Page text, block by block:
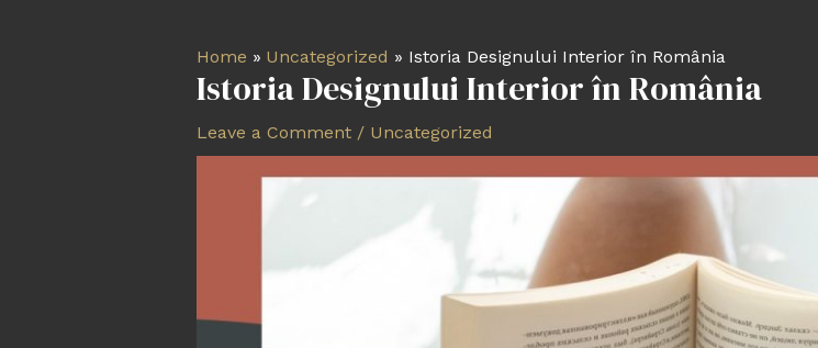
Home Uncategorized Istoria Designului Interior în România
Istoria Designului Interior în România
Leave a Comment / Uncategorized